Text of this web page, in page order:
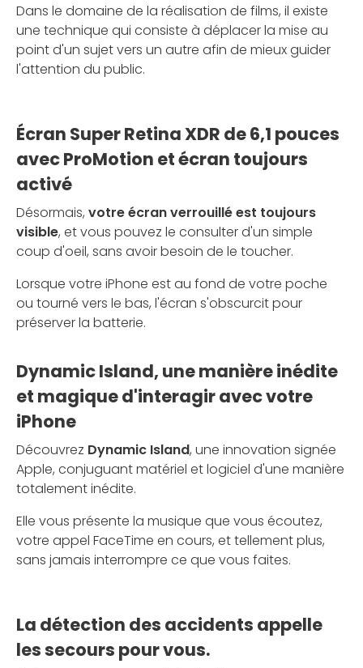
Dans le domaine de la réalisation de films, il existe
une technique qui consiste à déplacer la mise au
point d'un sujet vers un autre afin de mieux guider
l'attention du public.
Écran Super Retina XDR de 6,1 pouces
avec ProMotion et écran toujours
activé
Désormais, votre écran verrouillé est toujours
visible, et vous pouvez le consulter d'un simple
coup d'oeil, sans avoir besoin de le toucher.
Lorsque votre iPhone est au fond de votre poche
ou tourné vers le bas, l'écran s'obscurcit pour
préserver la batterie.
Dynamic Island, une manière inédite
et magique d'interagir avec votre
iPhone
Découvrez Dynamic Island, une innovation signée
Apple, conjuguant matériel et logiciel d'une manière
totalement inédite.
Elle vous présente la musique que vous écoutez,
votre appel FaceTime en cours, et tellement plus,
sans jamais interrompre ce que vous faites.
La détection des accidents appelle
les secours pour vous.